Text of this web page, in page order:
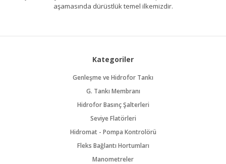
aşamasında dürüstlük temel ilkemizdir.
Kategoriler
Genleşme ve Hidrofor Tankı
G. Tankı Membranı
Hidrofor Basınç Şalterleri
Seviye Flatörleri
Hidromat - Pompa Kontrolörü
Fleks Bağlantı Hortumları
Manometreler